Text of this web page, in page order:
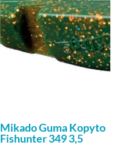
Mikado Guma Kopyto
Fishunter 349 3,5